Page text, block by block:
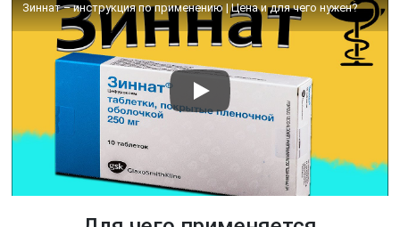
Зиннат – инструкция по применению | Цена и для чего нужен?